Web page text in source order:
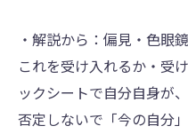
・解説から：偏見・色眼
これを受け入れるか・受
ックシートで自分自身が
否定しないで「今の自分